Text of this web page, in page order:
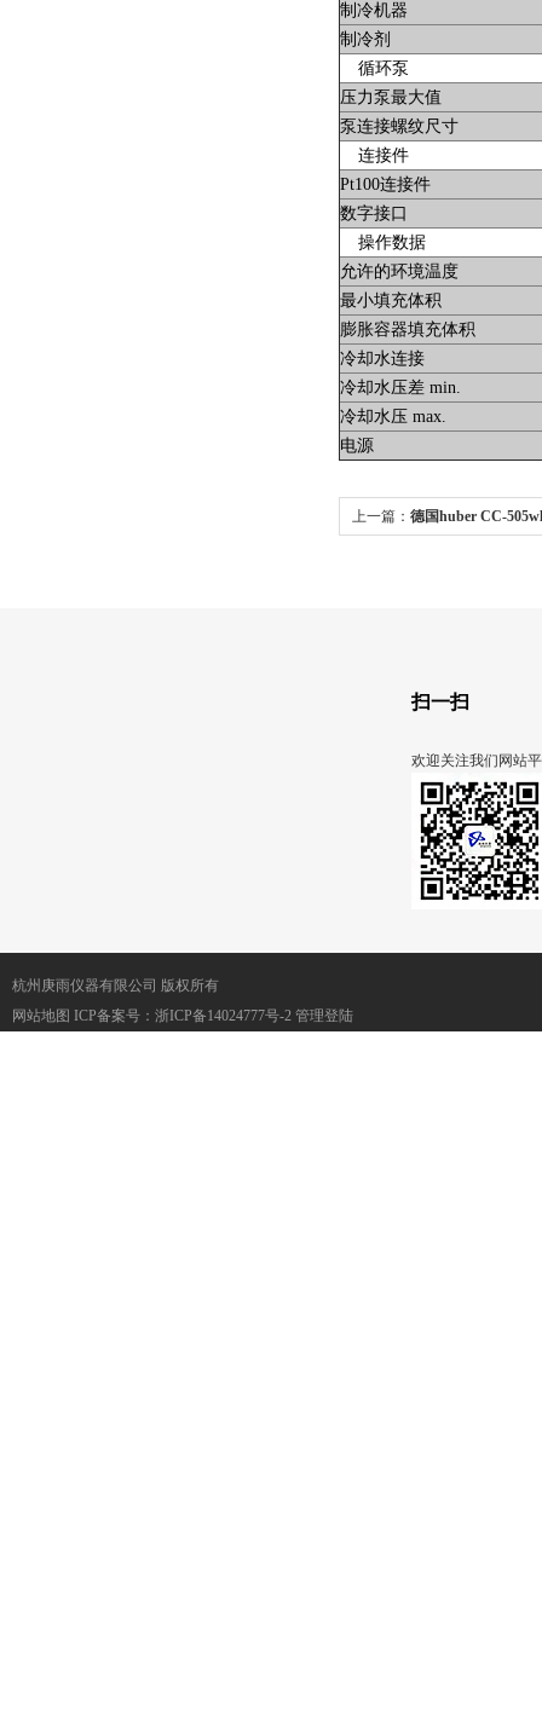
制冷机器
制冷剂
循环泵
压力泵最大值
泵连接螺纹尺寸
连接件
Pt100连接件
数字接口
操作数据
允许的环境温度
最小填充体积
膨胀容器填充体积
冷却水连接
冷却水压差 min.
冷却水压 max.
电源
上一篇： 德国huber CC-
扫一扫
欢迎关注我们网站
杭州庚雨仪器有限公司 版权所有
网站地图 ICP备案号： 浙ICP备14024777号-2 管理登陆